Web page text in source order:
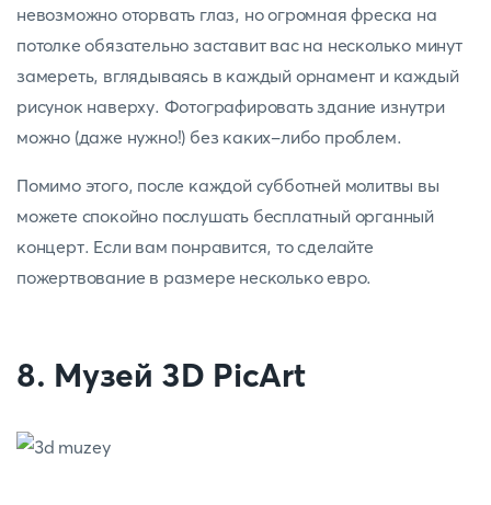
невозможно оторвать глаз, но огромная фреска на
потолке обязательно заставит вас на несколько минут
замереть, вглядываясь в каждый орнамент и каждый
рисунок наверху. Фотографировать здание изнутри
можно (даже нужно!) без каких-либо проблем.
Помимо этого, после каждой субботней молитвы вы
можете спокойно послушать бесплатный органный
концерт. Если вам понравится, то сделайте
пожертвование в размере несколько евро.
8. Музей 3D PicArt